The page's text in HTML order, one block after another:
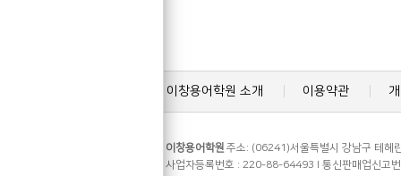
이창용어학원 소개 이용약관
이창용어학원 주소: (06241)서울특별시 강남구 테헤
사업자등록번호 : 220-88-64493 l 통신판매업신고